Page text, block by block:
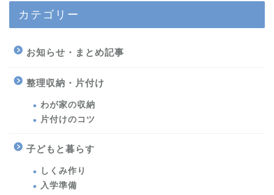
カテゴリー
お知らせ・まとめ記事
整理収納・片付け
わが家の収納
片付けのコツ
子どもと暮らす
しくみ作り
入学準備